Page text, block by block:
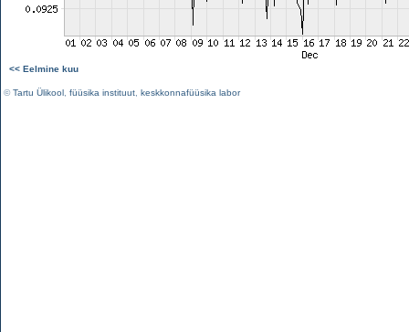
<< Eelmine kuu
©Tartu Ülikool füüsika instituut keskkonnafüüsika labor